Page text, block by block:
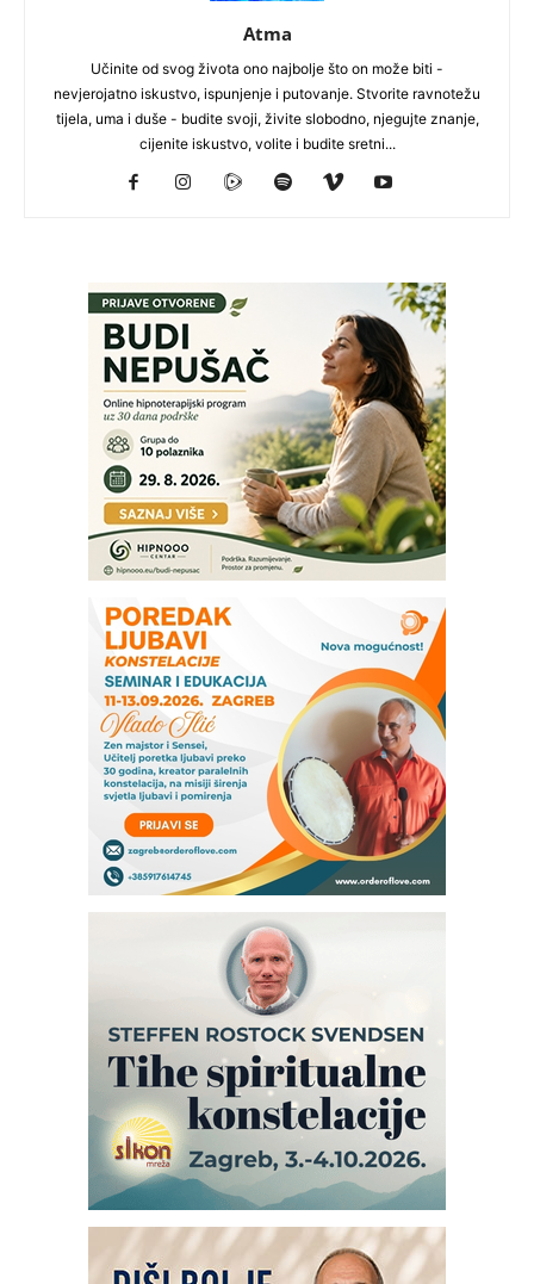
Atma
Učinite od svog života ono najbolje što on može biti -
nevjerojatno iskustvo, ispunjenje i putovanje. Stvorite ravnotežu
tijela, uma i duše - budite svoji, živite slobodno, njegujte znanje,
cijenite iskustvo, volite i budite sretni...